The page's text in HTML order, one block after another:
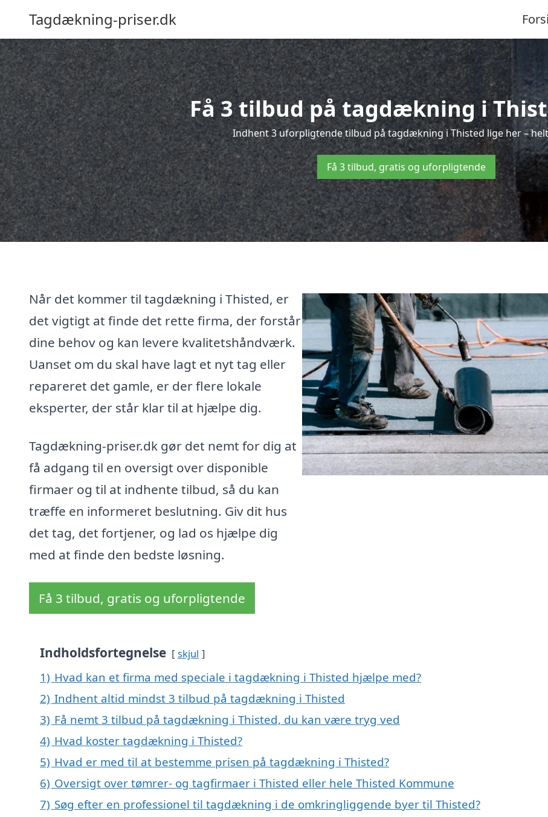
Tagdækning-priser.dk
Få 3 tilbud på tagdækning i
Indhent 3 uforpligtende tilbud på tagdækning i Thisted lige her –
Få 3 tilbud, gratis og uforpligtende
Når det kommer til tagdækning i Thisted, er
det vigtigt at finde det rette firma, der forstår
dine behov og kan levere kvalitetshåndværk.
Uanset om du skal have lagt et nyt tag eller
repareret det gamle, er der flere lokale
eksperter, der står klar til at hjælpe dig.
Tagdækning-priser.dk gør det nemt for dig at
få adgang til en oversigt over disponible
firmaer og til at indhente tilbud, så du kan
træffe en informeret beslutning. Giv dit hus
det tag, det fortjener, og lad os hjælpe dig
med at finde den bedste løsning.
Få 3 tilbud, gratis og uforpligtende
Indholdsfortegnelse skjul
1) Hvad kan et firma med speciale i tagdækning i Thisted hjælpe med?
2) Indhent altid mindst 3 tilbud på tagdækning i Thisted
3) Få nemt 3 tilbud på tagdækning i Thisted, du kan være tryg ved
4) Hvad koster tagdækning i Thisted?
5) Hvad er med til at bestemme prisen på tagdækning i Thisted?
6) Oversigt over tømrer- og tagfirmaer i Thisted eller hele Thisted Kommune
7) Søg efter en professionel til tagdækning i de omkringliggende byer til Thisted?